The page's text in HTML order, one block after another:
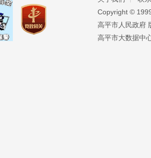
Copyright ©️
高平市人民政府
高平市大数据